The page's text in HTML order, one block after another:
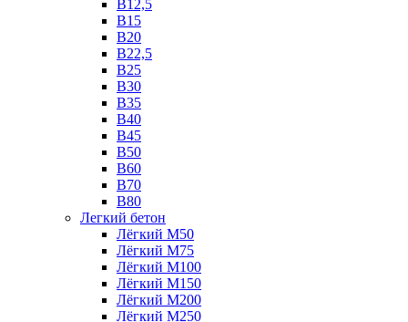
В12,5
B15
B20
В22,5
В25
B30
В35
B40
В45
B50
B60
B70
B80
Легкий бетон
Лёгкий М50
Лёгкий М75
Лёгкий М100
Лёгкий М150
Лёгкий М200
Лёгкий М250